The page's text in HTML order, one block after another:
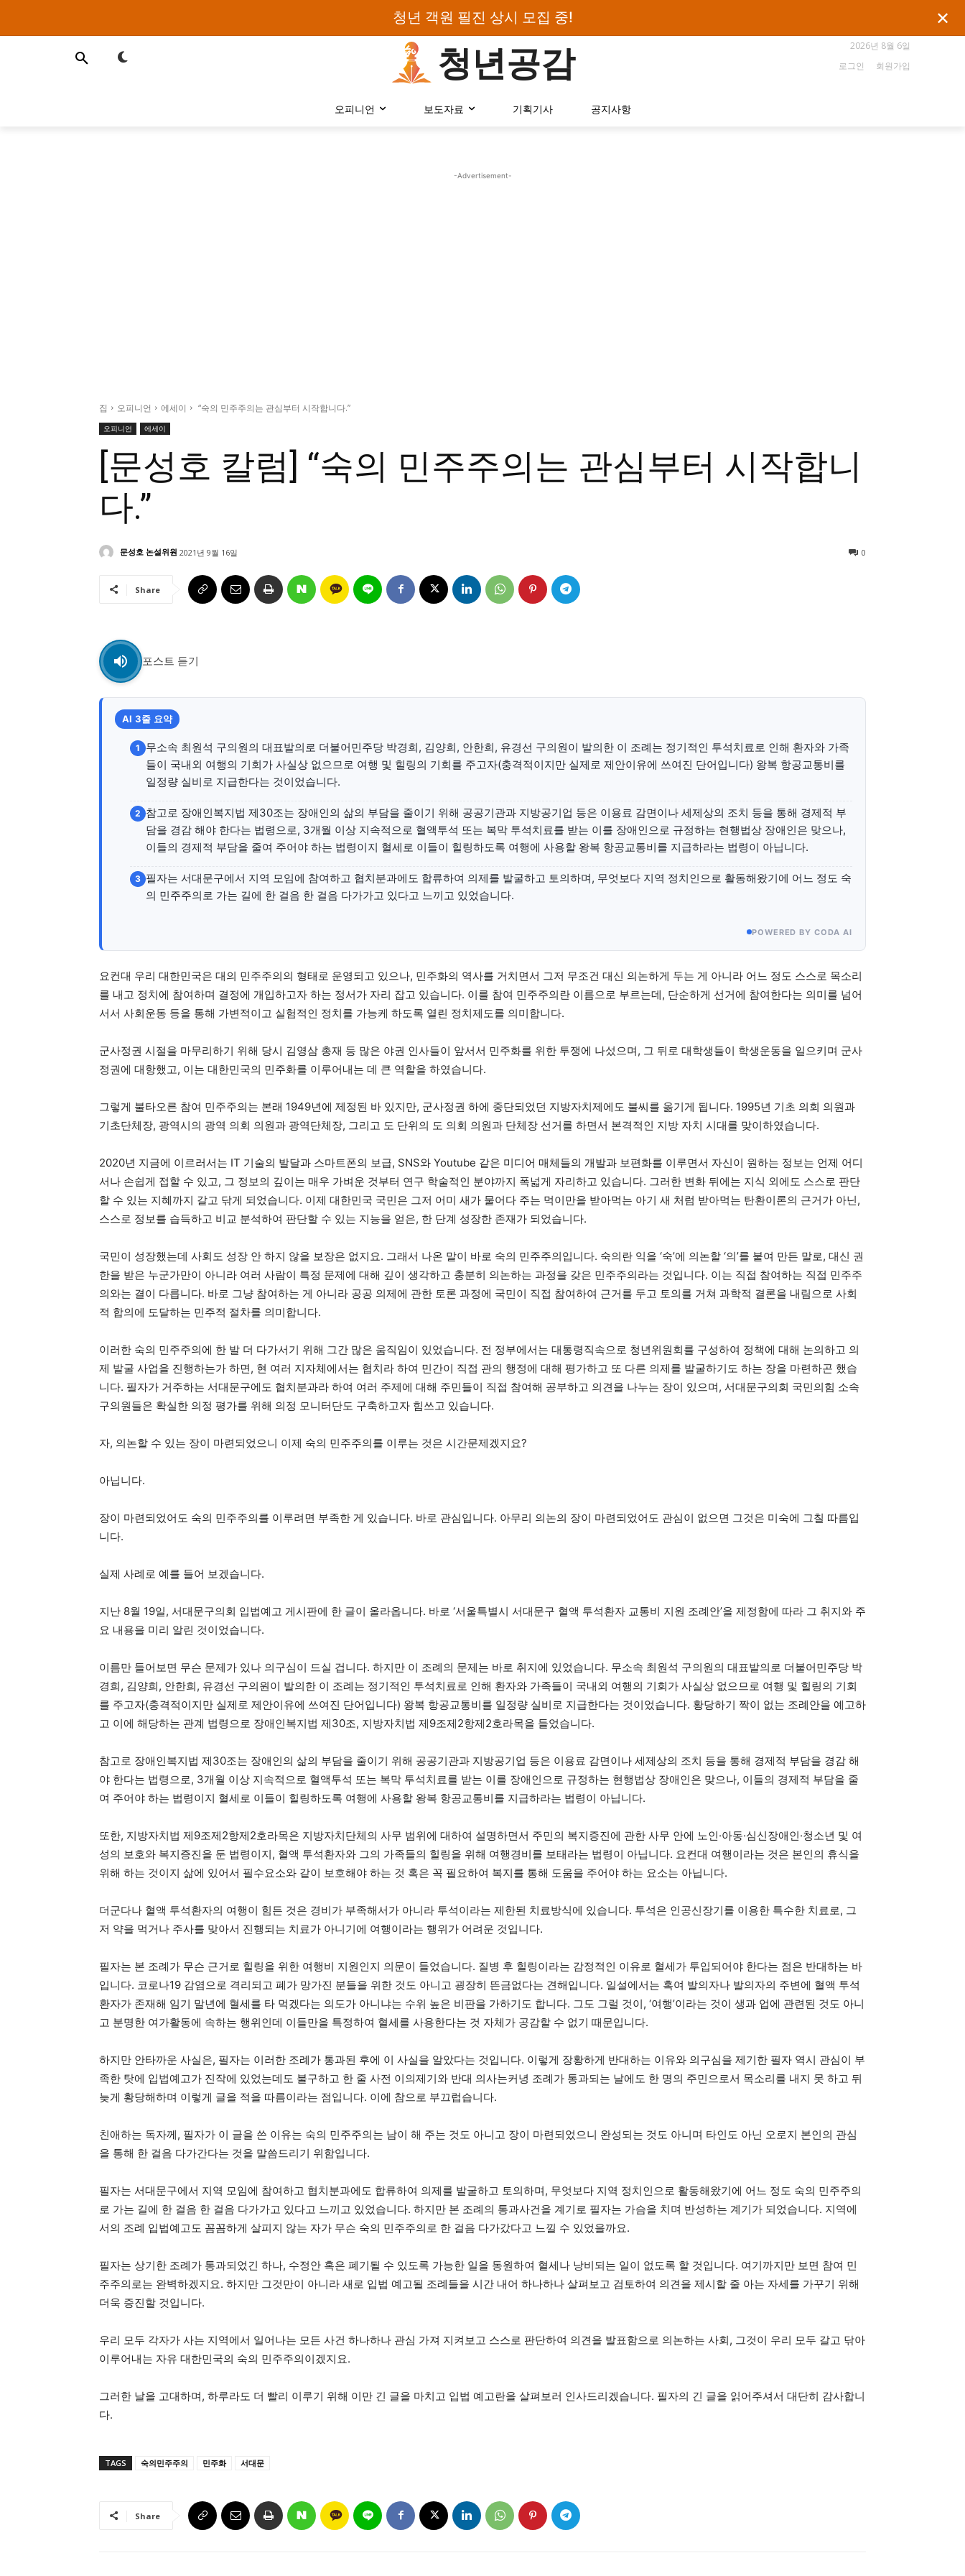
경제일반
산업·금융
대중문화
교육
청년 객원 필진 상시 모집 중! ✕
청년공감
2026년 8월 6일
로그인
회원가입
오피니언 보도자료 기획기사 공지사항
-Advertisement-
집 오피니언 에세이 “숙의 민주주의는 관심부터 시작합니다.”
오피니언 에세이
[문성호 칼럼] “숙의 민주주의는 관심부터 시작합니
다.”
문성호 논설위원 0
2021년 9월 16일
Share
포스트 듣기
AI 3줄 요약
1
무소속 최원석 구의원의 대표발의로 더불어민주당 박경희, 김양희, 안한희, 유경선 구의원이 발의한 이 조례는 정기적인 투석치료로 인해 환자와 가족
들이 국내외 여행의 기회가 사실상 없으므로 여행 및 힐링의 기회를 주고자(충격적이지만 실제로 제안이유에 쓰여진 단어입니다) 왕복 항공교통비를
일정량 실비로 지급한다는 것이었습니다.
2 참고로 장애인복지법 제30조는 장애인의 삶의 부담을 줄이기 위해 공공기관과 지방공기업 등은 이용료 감면이나 세제상의 조치 등을 통해 경제적 부
담을 경감 해야 한다는 법령으로, 3개월 이상 지속적으로 혈액투석 또는 복막 투석치료를 받는 이를 장애인으로 규정하는 현행법상 장애인은 맞으나,
이들의 경제적 부담을 줄여 주어야 하는 법령이지 혈세로 이들이 힐링하도록 여행에 사용할 왕복 항공교통비를 지급하라는 법령이 아닙니다.
3 필자는 서대문구에서 지역 모임에 참여하고 협치분과에도 합류하여 의제를 발굴하고 토의하며, 무엇보다 지역 정치인으로 활동해왔기에 어느 정도 숙
의 민주주의로 가는 길에 한 걸음 한 걸음 다가가고 있다고 느끼고 있었습니다.
POWERED BY CODA AI
요컨대 우리 대한민국은 대의 민주주의의 형태로 운영되고 있으나, 민주화의 역사를 거치면서 그저 무조건 대신 의논하게 두는 게 아니라 어느 정도 스스로 목소리
를 내고 정치에 참여하며 결정에 개입하고자 하는 정서가 자리 잡고 있습니다. 이를 참여 민주주의란 이름으로 부르는데, 단순하게 선거에 참여한다는 의미를 넘어
서서 사회운동 등을 통해 가변적이고 실험적인 정치를 가능케 하도록 열린 정치제도를 의미합니다.
군사정권 시절을 마무리하기 위해 당시 김영삼 총재 등 많은 야권 인사들이 앞서서 민주화를 위한 투쟁에 나섰으며, 그 뒤로 대학생들이 학생운동을 일으키며 군사
정권에 대항했고, 이는 대한민국의 민주화를 이루어내는 데 큰 역할을 하였습니다.
그렇게 불타오른 참여 민주주의는 본래 1949년에 제정된 바 있지만, 군사정권 하에 중단되었던 지방자치제에도 불씨를 옮기게 됩니다. 1995년 기초 의회 의원과
기초단체장, 광역시의 광역 의회 의원과 광역단체장, 그리고 도 단위의 도 의회 의원과 단체장 선거를 하면서 본격적인 지방 자치 시대를 맞이하였습니다.
2020년 지금에 이르러서는 IT 기술의 발달과 스마트폰의 보급, SNS와 Youtube 같은 미디어 매체들의 개발과 보편화를 이루면서 자신이 원하는 정보는 언제 어디
서나 손쉽게 접할 수 있고, 그 정보의 깊이는 매우 가벼운 것부터 연구 학술적인 분야까지 폭넓게 자리하고 있습니다. 그러한 변화 뒤에는 지식 외에도 스스로 판단
할 수 있는 지혜까지 갈고 닦게 되었습니다. 이제 대한민국 국민은 그저 어미 새가 물어다 주는 먹이만을 받아먹는 아기 새 처럼 받아먹는 탄환이론의 근거가 아닌,
스스로 정보를 습득하고 비교 분석하여 판단할 수 있는 지능을 얻은, 한 단계 성장한 존재가 되었습니다.
국민이 성장했는데 사회도 성장 안 하지 않을 보장은 없지요. 그래서 나온 말이 바로 숙의 민주주의입니다. 숙의란 익을 ‘숙’에 의논할 ‘의’를 붙여 만든 말로, 대신 권
한을 받은 누군가만이 아니라 여러 사람이 특정 문제에 대해 깊이 생각하고 충분히 의논하는 과정을 갖은 민주주의라는 것입니다. 이는 직접 참여하는 직접 민주주
의와는 결이 다릅니다. 바로 그냥 참여하는 게 아니라 공공 의제에 관한 토론 과정에 국민이 직접 참여하여 근거를 두고 토의를 거쳐 과학적 결론을 내림으로 사회
적 합의에 도달하는 민주적 절차를 의미합니다.
이러한 숙의 민주주의에 한 발 더 다가서기 위해 그간 많은 움직임이 있었습니다. 전 정부에서는 대통령직속으로 청년위원회를 구성하여 정책에 대해 논의하고 의
제 발굴 사업을 진행하는가 하면, 현 여러 지자체에서는 협치라 하여 민간이 직접 관의 행정에 대해 평가하고 또 다른 의제를 발굴하기도 하는 장을 마련하곤 했습
니다. 필자가 거주하는 서대문구에도 협치분과라 하여 여러 주제에 대해 주민들이 직접 참여해 공부하고 의견을 나누는 장이 있으며, 서대문구의회 국민의힘 소속
구의원들은 확실한 의정 평가를 위해 의정 모니터단도 구축하고자 힘쓰고 있습니다.
자, 의논할 수 있는 장이 마련되었으니 이제 숙의 민주주의를 이루는 것은 시간문제겠지요?
아닙니다.
장이 마련되었어도 숙의 민주주의를 이루려면 부족한 게 있습니다. 바로 관심입니다. 아무리 의논의 장이 마련되었어도 관심이 없으면 그것은 미숙에 그칠 따름입
니다.
실제 사례로 예를 들어 보겠습니다.
지난 8월 19일, 서대문구의회 입법예고 게시판에 한 글이 올라옵니다. 바로 ‘서울특별시 서대문구 혈액 투석환자 교통비 지원 조례안’을 제정함에 따라 그 취지와 주
요 내용을 미리 알린 것이었습니다.
이름만 들어보면 무슨 문제가 있나 의구심이 드실 겁니다. 하지만 이 조례의 문제는 바로 취지에 있었습니다. 무소속 최원석 구의원의 대표발의로 더불어민주당 박
경희, 김양희, 안한희, 유경선 구의원이 발의한 이 조례는 정기적인 투석치료로 인해 환자와 가족들이 국내외 여행의 기회가 사실상 없으므로 여행 및 힐링의 기회
를 주고자(충격적이지만 실제로 제안이유에 쓰여진 단어입니다) 왕복 항공교통비를 일정량 실비로 지급한다는 것이었습니다. 황당하기 짝이 없는 조례안을 예고하
고 이에 해당하는 관계 법령으로 장애인복지법 제30조, 지방자치법 제9조제2항제2호라목을 들었습니다.
참고로 장애인복지법 제30조는 장애인의 삶의 부담을 줄이기 위해 공공기관과 지방공기업 등은 이용료 감면이나 세제상의 조치 등을 통해 경제적 부담을 경감 해
야 한다는 법령으로, 3개월 이상 지속적으로 혈액투석 또는 복막 투석치료를 받는 이를 장애인으로 규정하는 현행법상 장애인은 맞으나, 이들의 경제적 부담을 줄
여 주어야 하는 법령이지 혈세로 이들이 힐링하도록 여행에 사용할 왕복 항공교통비를 지급하라는 법령이 아닙니다.
또한, 지방자치법 제9조제2항제2호라목은 지방자치단체의 사무 범위에 대하여 설명하면서 주민의 복지증진에 관한 사무 안에 노인·아동·심신장애인·청소년 및 여
성의 보호와 복지증진을 둔 법령이지, 혈액 투석환자와 그의 가족들의 힐링을 위해 여행경비를 보태라는 법령이 아닙니다. 요컨대 여행이라는 것은 본인의 휴식을
위해 하는 것이지 삶에 있어서 필수요소와 같이 보호해야 하는 것 혹은 꼭 필요하여 복지를 통해 도움을 주어야 하는 요소는 아닙니다.
더군다나 혈액 투석환자의 여행이 힘든 것은 경비가 부족해서가 아니라 투석이라는 제한된 치료방식에 있습니다. 투석은 인공신장기를 이용한 특수한 치료로, 그
저 약을 먹거나 주사를 맞아서 진행되는 치료가 아니기에 여행이라는 행위가 어려운 것입니다.
필자는 본 조례가 무슨 근거로 힐링을 위한 여행비 지원인지 의문이 들었습니다. 질병 후 힐링이라는 감정적인 이유로 혈세가 투입되어야 한다는 점은 반대하는 바
입니다. 코로나19 감염으로 격리되고 폐가 망가진 분들을 위한 것도 아니고 굉장히 뜬금없다는 견해입니다. 일설에서는 혹여 발의자나 발의자의 주변에 혈액 투석
환자가 존재해 임기 말년에 혈세를 타 먹겠다는 의도가 아니냐는 수위 높은 비판을 가하기도 합니다. 그도 그럴 것이, ‘여행’이라는 것이 생과 업에 관련된 것도 아니
고 분명한 여가활동에 속하는 행위인데 이들만을 특정하여 혈세를 사용한다는 것 자체가 공감할 수 없기 때문입니다.
하지만 안타까운 사실은, 필자는 이러한 조례가 통과된 후에 이 사실을 알았다는 것입니다. 이렇게 장황하게 반대하는 이유와 의구심을 제기한 필자 역시 관심이 부
족한 탓에 입법예고가 진작에 있었는데도 불구하고 한 줄 사전 이의제기와 반대 의사는커녕 조례가 통과되는 날에도 한 명의 주민으로서 목소리를 내지 못 하고 뒤
늦게 황당해하며 이렇게 글을 적을 따름이라는 점입니다. 이에 참으로 부끄럽습니다.
친애하는 독자께, 필자가 이 글을 쓴 이유는 숙의 민주주의는 남이 해 주는 것도 아니고 장이 마련되었으니 완성되는 것도 아니며 타인도 아닌 오로지 본인의 관심
을 통해 한 걸음 다가간다는 것을 말씀드리기 위함입니다.
필자는 서대문구에서 지역 모임에 참여하고 협치분과에도 합류하여 의제를 발굴하고 토의하며, 무엇보다 지역 정치인으로 활동해왔기에 어느 정도 숙의 민주주의
로 가는 길에 한 걸음 한 걸음 다가가고 있다고 느끼고 있었습니다. 하지만 본 조례의 통과사건을 계기로 필자는 가슴을 치며 반성하는 계기가 되었습니다. 지역에
서의 조례 입법예고도 꼼꼼하게 살피지 않는 자가 무슨 숙의 민주주의로 한 걸음 다가갔다고 느낄 수 있었을까요.
필자는 상기한 조례가 통과되었긴 하나, 수정안 혹은 폐기될 수 있도록 가능한 일을 동원하여 혈세나 낭비되는 일이 없도록 할 것입니다. 여기까지만 보면 참여 민
주주의로는 완벽하겠지요. 하지만 그것만이 아니라 새로 입법 예고될 조례들을 시간 내어 하나하나 살펴보고 검토하여 의견을 제시할 줄 아는 자세를 가꾸기 위해
더욱 증진할 것입니다.
우리 모두 각자가 사는 지역에서 일어나는 모든 사건 하나하나 관심 가져 지켜보고 스스로 판단하여 의견을 발표함으로 의논하는 사회, 그것이 우리 모두 갈고 닦아
이루어내는 자유 대한민국의 숙의 민주주의이겠지요.
그러한 날을 고대하며, 하루라도 더 빨리 이루기 위해 이만 긴 글을 마치고 입법 예고란을 살펴보러 인사드리겠습니다. 필자의 긴 글을 읽어주셔서 대단히 감사합니
다.
TAGS 숙의민주주의 민주화 서대문
Share